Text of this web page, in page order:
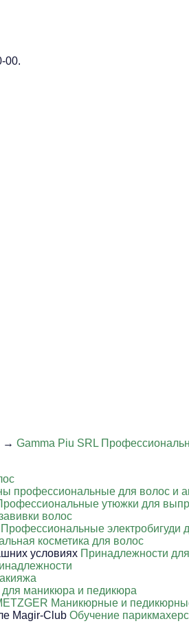
00.
→ Gamma Piu SRL
профессиональные для волос и
утюжки для
волос
Профессиональные электробигуди
косметика для волос
Принадлежности
маникюра и педикюра
Маникюрные и
Обучение